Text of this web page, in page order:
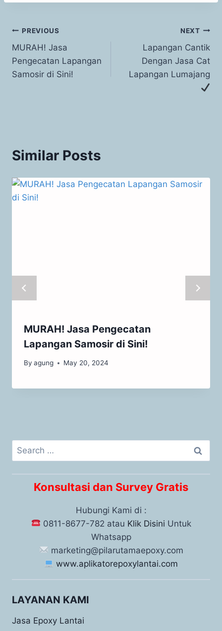
PREVIOUS
MURAH! Jasa
Pengecatan Lapangan
Samosir di Sini!
NEXT
Lapangan Cantik
Dengan Jasa Cat
Lapangan Lumajang
Similar Posts
MURAH! Jasa Pengecatan
Lapangan Samosir di Sini!
By agung May 20, 2024
Konsultasi dan Survey Gratis
Hubungi Kami di :
0811-8677-782 atau Klik Disini Untuk
Whatsapp
marketing@pilarutamaepoxy.com
www.aplikatorepoxylantai.com
LAYANAN KAMI
Jasa Epoxy Lantai